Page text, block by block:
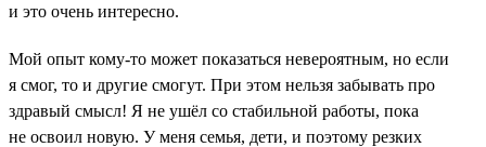
и это очень интересно.
Мой опыт кому-то может показаться невероятным, но если
я смог, то и другие смогут. При этом нельзя забывать про
здравый смысл! Я не ушёл со стабильной работы, пока
не освоил новую. У меня семья, дети, и поэтому резких